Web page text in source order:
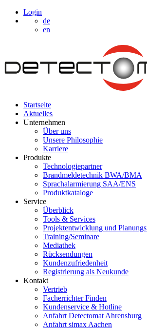
Login
de
en
Startseite
Aktuelles
Unternehmen
Über uns
Unsere Philosophie
Karriere
Produkte
Technologiepartner
Brandmeldetechnik BWA/BMA
Sprachalarmierung SAA/ENS
Produktkataloge
Service
Überblick
Tools & Services
Projektentwicklung und
Training/Seminare
Mediathek
Rücksendungen
Kundenzufriedenheit
Registrierung als Neukunde
Kontakt
Vertrieb
Facherrichter Finden
Kundenservice & Hotline
Anfahrt Detectomat Ahrensburg
Anfahrt simax Aachen